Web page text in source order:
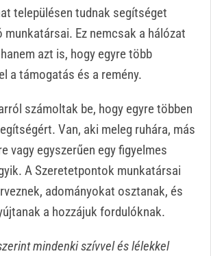
településen tudnak segítséget
munkatársai. Ez nemcsak a hálózat
azt is, hogy egyre több
a támogatás és a remény.
számoltak be, hogy egyre többen
Van, aki meleg ruhára, más
vagy egyszerűen egy figyelmes
A Szeretetpontok munkatársai
adományokat osztanak, és
a hozzájuk fordulóknak.
mindenki szívvel és lélekkel